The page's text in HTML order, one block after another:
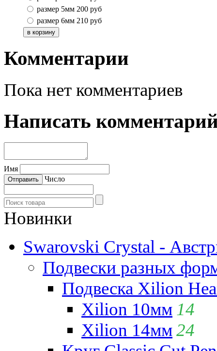
размер 5мм 200 руб
размер 6мм 210 руб
Комментарии
Пока нет комментариев
Написать
Имя
Число
Новинки
Swarovski Crystal -
Подвески разных
Подвеска Xilion
Xilion 10мм 14
Xilion 14мм24